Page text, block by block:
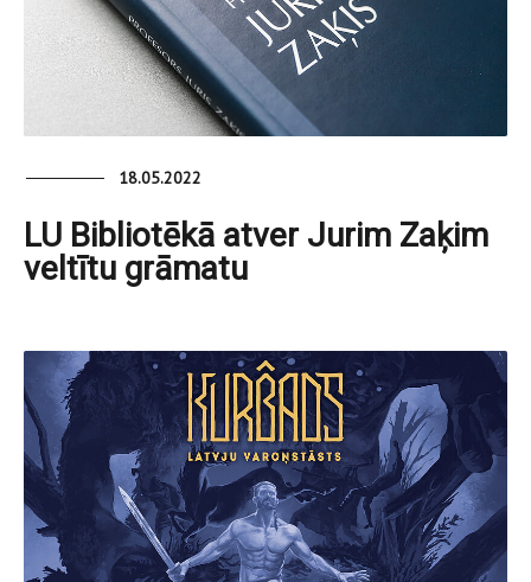
18.05.2022
LU Bibliotēkā atver Jurim Zaķim
veltītu grāmatu